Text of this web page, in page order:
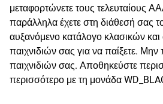
μεταφορτώνετε τους τελευταίους
παράλληλα έχετε στη διάθεσή σας
αυξανόμενο κατάλογο κλασικών
παιχνιδιών σας για να παίξετε. Μην
παιχνιδιών σας. Αποθηκεύστε
περισσότερο με τη μονάδα